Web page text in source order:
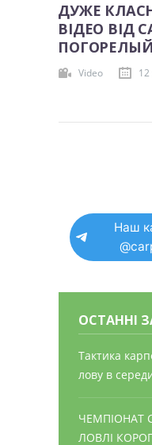
ДУЖЕ
ВІДЕО ВІД
Video
Наш
ОСТАННІ
Тактика
лову в
ЧЕМПІОНАТ
ЛОВЛІ